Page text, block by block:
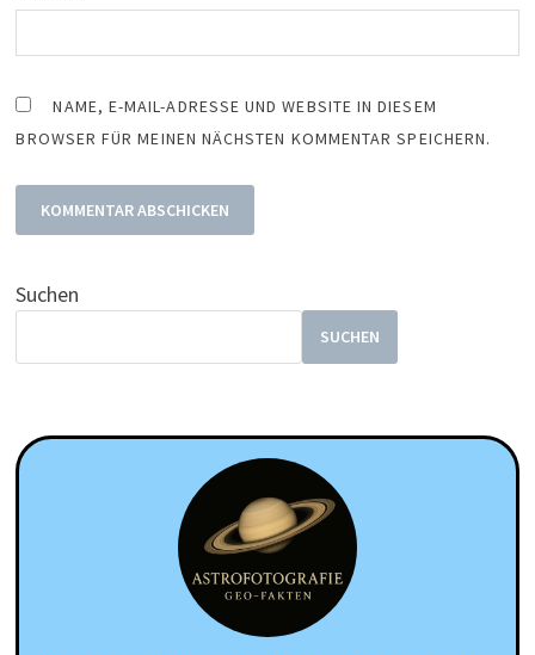
NAME, E-MAIL-ADRESSE UND WEBSITE IN DIESEM
BROWSER FÜR MEINEN NÄCHSTEN KOMMENTAR SPEICHERN.
Suchen
SUCHEN